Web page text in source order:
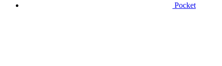
Pocket